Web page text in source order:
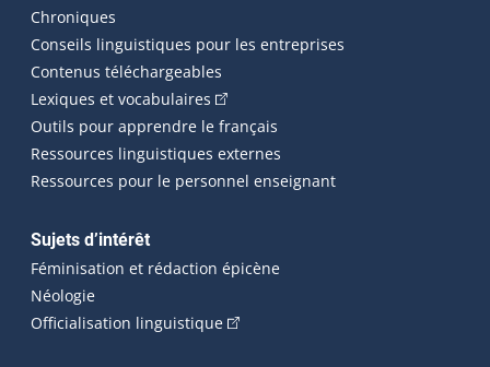
Chroniques
Conseils linguistiques pour les entreprises
Contenus téléchargeables
Lexiques et vocabulaires (Cet hyperlien externe s'ouvrira
Outils pour apprendre le français
Ressources linguistiques externes
Ressources pour le personnel enseignant
Sujets d’intérêt
Féminisation et rédaction épicène
Néologie
Officialisation linguistique(Cet hyperlien externe s'ouvrira